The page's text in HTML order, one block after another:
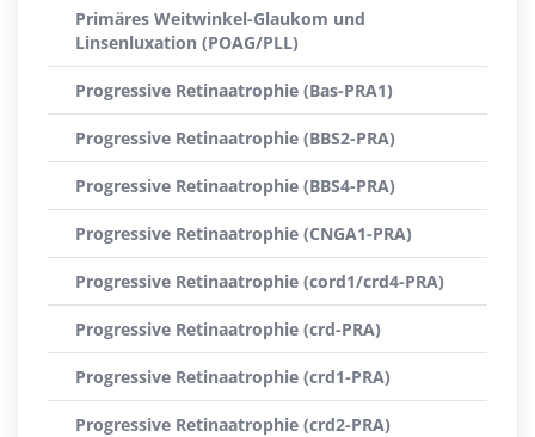
Primäres Weitwinkel-Glaukom und
Linsenluxation (POAG/PLL)
Progressive Retinaatrophie (Bas-PRA1)
Progressive Retinaatrophie (BBS2-PRA)
Progressive Retinaatrophie (BBS4-PRA)
Progressive Retinaatrophie (CNGA1-PRA)
Progressive Retinaatrophie (cord1/crd4-PRA)
Progressive Retinaatrophie (crd-PRA)
Progressive Retinaatrophie (crd1-PRA)
Progressive Retinaatrophie (crd2-PRA)